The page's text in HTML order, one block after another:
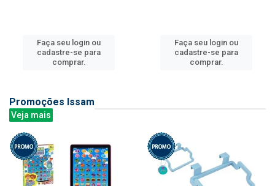
Faça seu login ou
cadastre-se para
comprar.
Faça seu login ou
cadastre-se para
comprar.
Promoções Issam
Veja mais